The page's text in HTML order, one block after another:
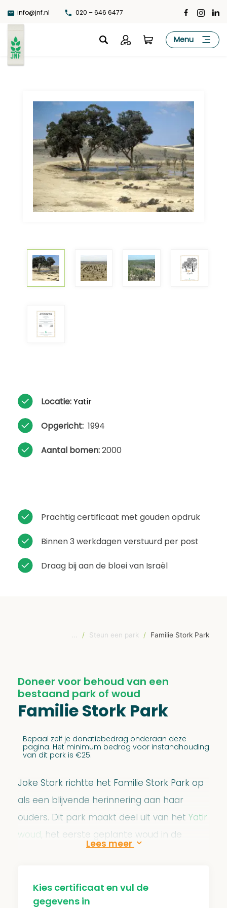
naar
de
inhoud
info@jnf.nl 020 – 646 6477
JNF Menu
Locatie:Yatir
Opgericht: 1994
Aantal bomen:2000
Prachtig certificaat met gouden opdruk
Binnen 3 werkdagen verstuurd per post
Draag bij aan de bloei van Israël
/ Steun een park / Familie Stork Park
Doneer voor behoud van een
bestaand park of woud
Familie Stork Park
Bepaal zelf je donatiebedrag onderaan deze
pagina. Het minimum bedrag voor instandhouding
van dit park is €25.
Joke Stork richtte het Familie Stork Park op
als een blijvende herinnering aan haar
ouders. Dit park maakt deel uit van het Yatir
woud , het eerste geplante woud in de
Negev woestijn. De bomen dragen bij aan
zorgen voor voedsel en bescherming voor
mens en dier.
Kies certificaat en vul de
gegevens in